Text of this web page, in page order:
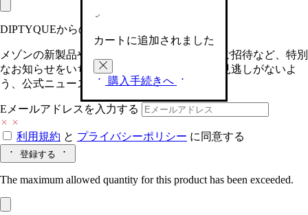
カートに追加されました
購入手続きへ
DIPTYQUEからの最新情報をお届けします
メゾンの新製品や、限定イベントへの特別なご招待など、特別
なお知らせをいち早くお届けいたします。お見逃しがないよ
う、公式ニュースレターにご登録ください。
Eメールアドレスを入力する
利用規約 と プライバシーポリシー に同意する
登録する
The maximum allowed quantity for this product has been exceeded.